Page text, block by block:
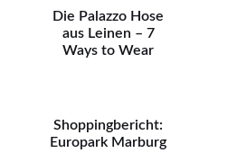
Die Palazzo Hose
aus Leinen – 7
Ways to Wear
Shoppingbericht:
Europark Marburg